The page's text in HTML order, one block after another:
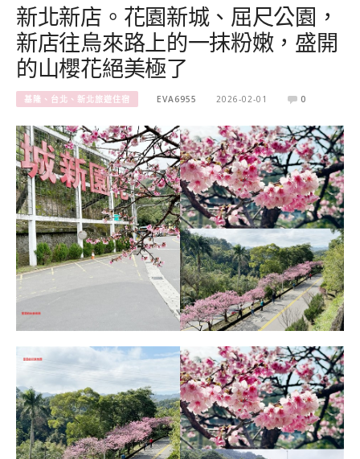
新北新店。花園新城、屈尺公園，
新店往烏來路上的一抹粉嫩，盛開
的山櫻花絕美極了
基隆、台北、新北旅遊住宿 EVA6955 2026-02-01 0